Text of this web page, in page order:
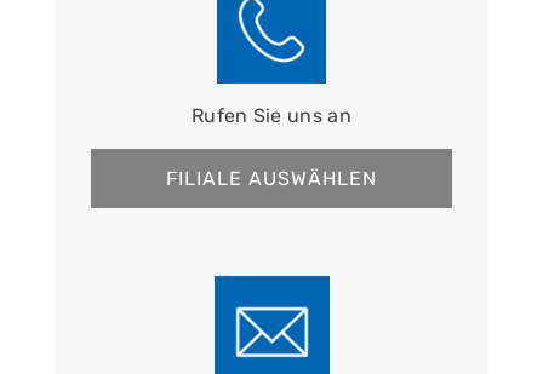
Rufen Sie uns an
FILIALE AUSWÄHLEN